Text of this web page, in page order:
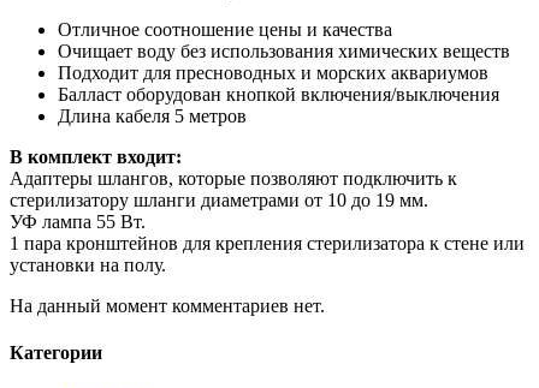
Отличное соотношение цены и качества
Очищает воду без использования химических веществ
Подходит для пресноводных и морских аквариумов
Балласт оборудован кнопкой включения/выключения
Длина кабеля 5 метров
В комплект входит:
Адаптеры шлангов, которые позволяют подключить к
стерилизатору шланги диаметрами от 10 до 19 мм.
УФ лампа 55 Вт.
1 пара кронштейнов для крепления стерилизатора к стене или
установки на полу.
На данный момент комментариев нет.
Категории